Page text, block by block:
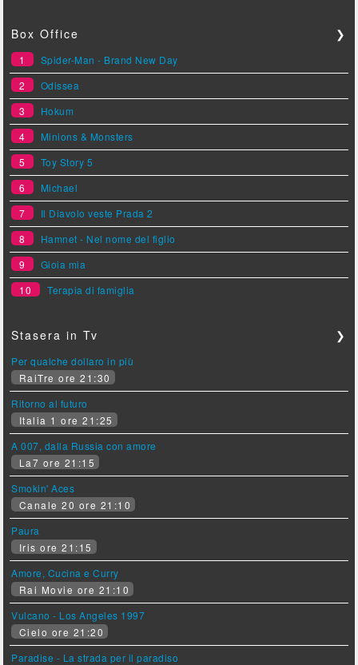
Box Office ❯
1
Spider-Man - Brand New Day
2
Odissea
3
Hokum
4
Minions & Monsters
5
Toy Story 5
6
Michael
7
Il Diavolo veste Prada 2
8
Hamnet - Nel nome del figlio
9
Gioia mia
10
Terapia di famiglia
Stasera in Tv ❯
Per qualche dollaro in più
RaiTre ore 21:30
Ritorno al futuro
Italia 1 ore 21:25
A 007, dalla Russia con amore
La7 ore 21:15
Smokin' Aces
Canale 20 ore 21:10
Paura
Iris ore 21:15
Amore, Cucina e Curry
Rai Movie ore 21:10
Vulcano - Los Angeles 1997
Cielo ore 21:20
Paradise - La strada per il paradiso